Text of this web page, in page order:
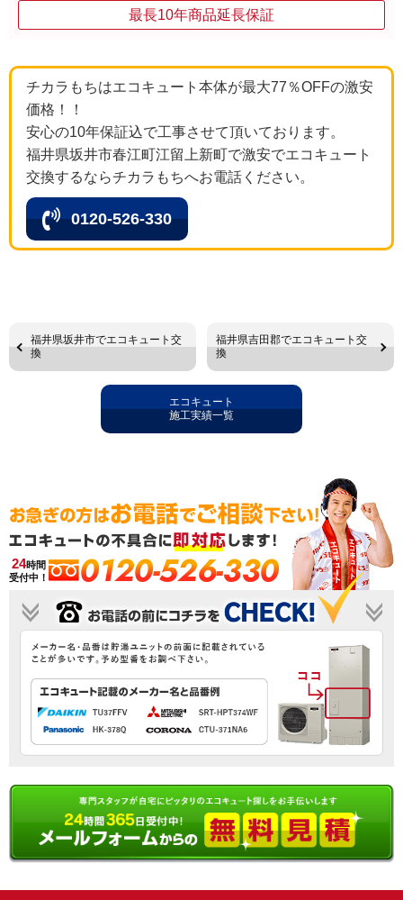
最長10年商品延長保証
チカラもちはエコキュート本体が最大77％OFFの激安
価格！！
安心の10年保証込で工事させて頂いております。
福井県坂井市春江町江留上新町で激安でエコキュート
交換するならチカラもちへお電話ください。
0120-526-330
福井県坂井市でエコキュート交
換
福井県吉田郡でエコキュート交
換
エコキュート
施工実績一覧
24時間
受付中！
0120-526-330